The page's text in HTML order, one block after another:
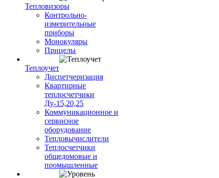
Тепловизоры
Контрольно-
измерительные
приборы
Монокуляры
Прицелы
Теплоучет
Диспетчеризация
Квартирные
теплосчетчики
Ду-15,20,25
Коммуникационное и
сервисное
оборудование
Тепловычислители
Теплосчетчики
общедомовые и
промышленные